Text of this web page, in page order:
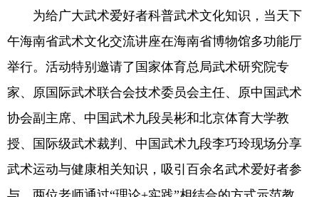
为给广大武术爱好者科普武术文化知识，当天下
午海南省武术文化交流讲座在海南省博物馆多功能厅
举行。活动特别邀请了国家体育总局武术研究院专
家、原国际武术联合会技术委员会主任、原中国武术
协会副主席、中国武术九段吴彬和北京体育大学教
授、国际级武术裁判、中国武术九段李巧玲现场分享
武术运动与健康相关知识，吸引百余名武术爱好者参